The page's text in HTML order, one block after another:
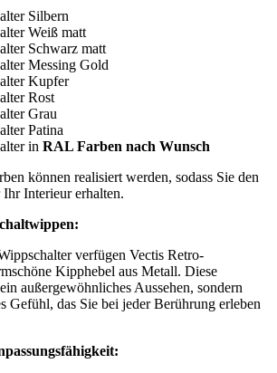
Silbern
Weiß matt
Schwarz matt
Messing Gold
Kupfer
Rost
Grau
Patina
in RAL Farben nach Wunsch
können realisiert werden, sodass Sie den
Interieur erhalten.
verfügen Vectis Retro-
Kipphebel aus Metall. Diese
außergewöhnliches Aussehen, sondern
Gefühl, das Sie bei jeder Berührung erleben